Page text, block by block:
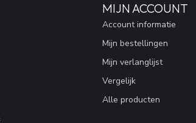
MIJN ACCOUNT
Account informatie
Mijn bestellingen
Mijn verlanglijst
Vergelijk
Alle producten